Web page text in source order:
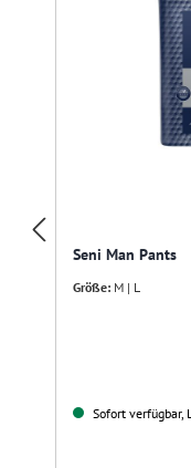
Seni Man Pants
Größe: M | L
Sofort verfügbar,